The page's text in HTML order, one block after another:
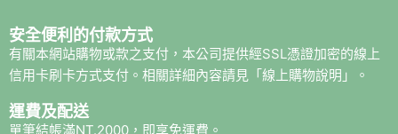
安全便利的付款方式
有關本網站購物或款之支付，本公司提供經SSL憑證加密的線上
信用卡刷卡方式支付。相關詳細內容請見「線上購物說明」。
運費及配送
單筆結帳滿NT.2000，即享免運費。